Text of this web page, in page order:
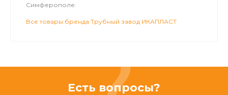
Симферополе.
Все товары бренда Трубный завод ИКАПЛАСТ
Есть вопросы?